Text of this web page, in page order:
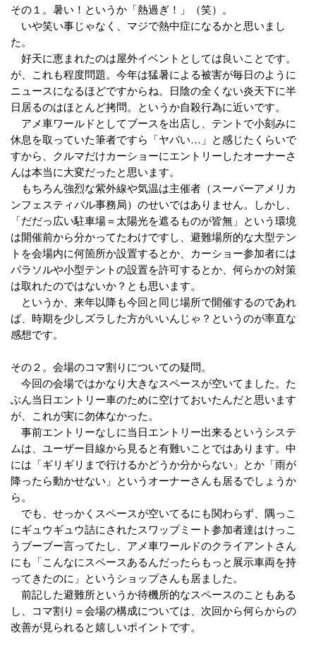
その１。暑い！というか「熱過ぎ！」（笑）。
いや笑い事じゃなく、マジで熱中症になるかと思いまし
た。
好天に恵まれたのは屋外イベントとしては良いことです。
が、これも程度問題。今年は猛暑による被害が毎日のように
ニュースになるほどですからね。日陰の全くない炎天下に半
日居るのはほとんど拷問。というか自殺行為に近いです。
アメ車ワールドとしてブースを出店し、テントで小刻みに
休息を取っていた筆者ですら「ヤバい…」と感じたくらいで
すから、クルマだけカーショーにエントリーしたオーナーさ
んは本当に大変だったと思います。
もちろん強烈な紫外線や気温は主催者（スーパーアメリカ
ンフェスティバル事務局）のせいではありません。しかし、
「だだっ広い駐車場＝太陽光を遮るものが皆無」という環境
は開催前から分かってたわけですし、避難場所的な大型テン
トを会場内に何箇所か設置するとか、カーショー参加者には
パラソルや小型テントの設置を許可するとか、何らかの対策
は取れたのではないか？とも思います。
というか、来年以降も今回と同じ場所で開催するのであれ
ば、時期を少しズラした方がいいんじゃ？というのが率直な
感想です。
その２。会場のコマ割りについての疑問。
今回の会場ではかなり大きなスペースが空いてました。た
ぶん当日エントリー車のために空けておいたんだと思います
が、これが実に勿体なかった。
事前エントリーなしに当日エントリー出来るというシステ
ムは、ユーザー目線から見ると有難いことではあります。中
には「ギリギリまで行けるかどうか分からない」とか「雨が
降ったら動かせない」というオーナーさんも居るでしょうか
ら。
でも、せっかくスペースが空いてるにも関わらず、隅っこ
にギュウギュウ詰にされたスワップミート参加者達はけっこ
うブーブー言ってたし、アメ車ワールドのクライアントさん
にも「こんなにスペースあるんだったらもっと展示車両を持
ってきたのに」というショップさんも居ました。
前記した避難所というか待機所的なスペースのこともある
し、コマ割り＝会場の構成については、次回から何らからの
改善が見られると嬉しいポイントです。